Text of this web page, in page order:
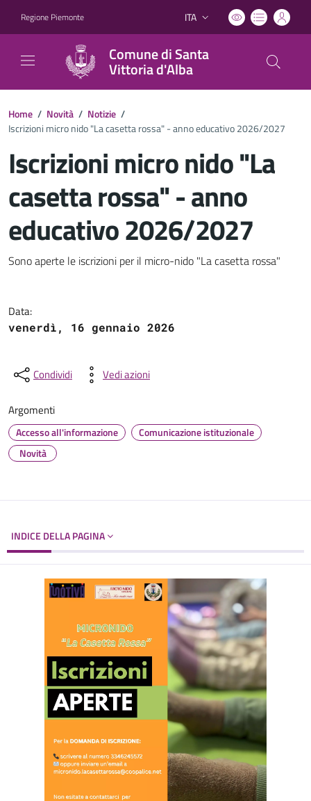
Regione Piemonte Lingua attiva:
ITA
Comune di Santa
Vittoria d'Alba
Home / Novità / Notizie /
Iscrizioni micro nido "La casetta rossa" - anno educativo 2026/2027
Iscrizioni micro nido "La
casetta rossa" - anno
educativo 2026/2027
Dettagli del documento
Sono aperte le iscrizioni per il micro-nido "La casetta rossa"
Data:
venerdì, 16 gennaio 2026
Condividi Vedi azioni
Argomenti
Accesso all'informazione
Comunicazione istituzionale
Novità
INDICE DELLA PAGINA